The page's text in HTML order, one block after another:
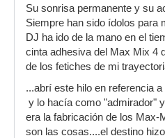
Su sonrisa permanente y su
Siempre han sido ídolos para
DJ ha ido de la mano en el
cinta adhesiva del Max Mix 4
de los fetiches de mi
...abrí este hilo en referencia
y lo hacía como "admirador"
era la fabricación de los
son las cosas....el destino